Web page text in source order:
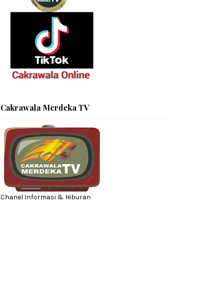
Cakrawala Merdeka TV
Chanel Informasi & Hiburan